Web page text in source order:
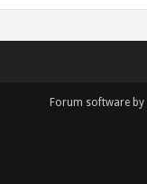
Forum software